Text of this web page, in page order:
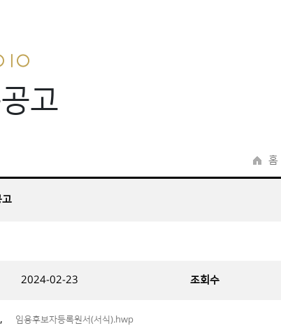
고
홈
고
2024-02-23 조회수
, 임용후보자등록원서(서식).hwp